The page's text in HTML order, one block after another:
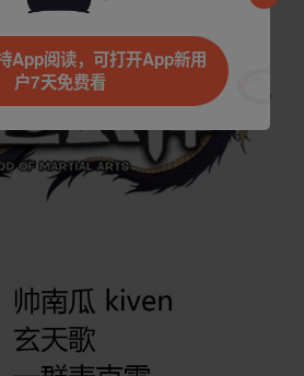
App阅读，可打开App新用
户7天免费看